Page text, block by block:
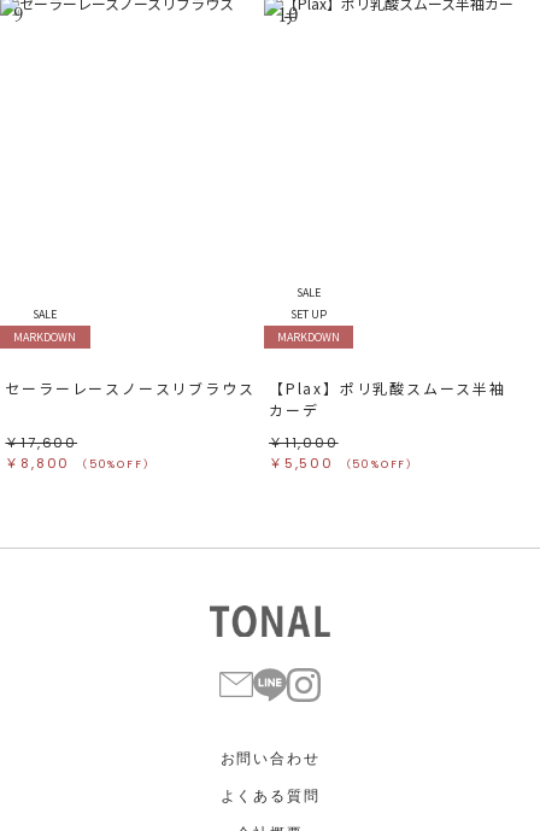
9
SALE
MARKDOWN
セーラーレースノースリブラウス
￥17,600
￥8,800
（50%OFF）
10
SALE
SET UP
MARKDOWN
【Plax】ポリ乳酸スムース半袖
カーデ
￥11,000
￥5,500
（50%OFF）
お問い合わせ
よくある質問